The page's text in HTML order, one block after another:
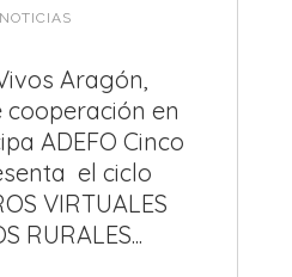
NOTICIAS
Aragón,
en
ADEFO Cinco
el ciclo
VIRTUALES
RURALES...